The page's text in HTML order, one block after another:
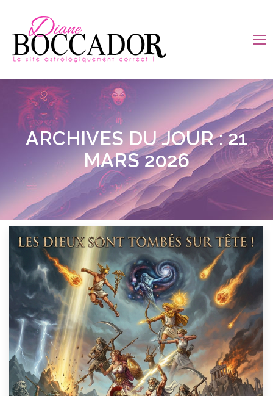
ARCHIVES DU JOUR :21
MARS 2026